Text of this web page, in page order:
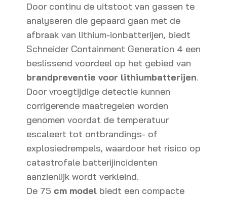
Door continu de uitstoot van gassen te
analyseren die gepaard gaan met de
afbraak van lithium-ionbatterijen, biedt
Schneider Containment Generation 4 een
beslissend voordeel op het gebied van
brandpreventie voor lithiumbatterijen.
Door vroegtijdige detectie kunnen
corrigerende maatregelen worden
genomen voordat de temperatuur
escaleert tot ontbrandings- of
explosiedrempels, waardoor het risico op
catastrofale batterijincidenten
aanzienlijk wordt verkleind.
De 75 cm model biedt een compacte